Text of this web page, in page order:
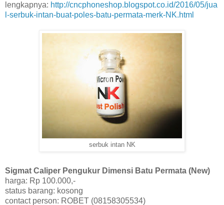
lengkapnya: http://cncphoneshop.blogspot.co.id/2016/05/jua
l-serbuk-intan-buat-poles-batu-permata-merk-NK.html
serbuk intan NK
Sigmat Caliper Pengukur Dimensi Batu Permata (New)
harga: Rp 100.000,-
status barang: kosong
contact person: ROBET (08158305534)